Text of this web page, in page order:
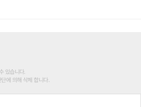
있습니다.
에 의해 삭제 합니다.